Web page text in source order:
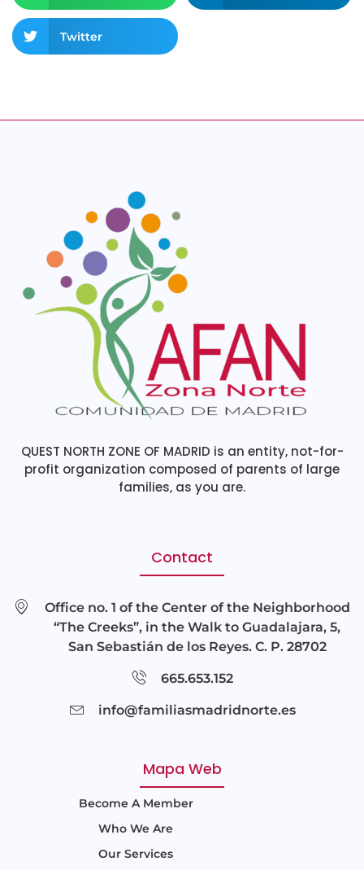
Twitter
QUEST NORTH ZONE OF MADRID is an entity, not-for-
profit organization composed of parents of large
families, as you are.
Contact
Office no. 1 of the Center of the Neighborhood
“The Creeks”, in the Walk to Guadalajara, 5,
San Sebastián de los Reyes. C. P. 28702
665.653.152
info@familiasmadridnorte.es
Mapa Web
Become A Member
Who We Are
Our Services